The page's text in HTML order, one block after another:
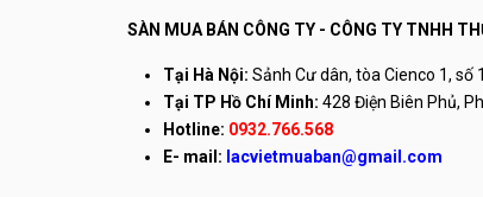
SÀN MUA BÁN CÔNG TY - CÔNG TY TNHH
Tại Hà Nội: Sảnh Cư dân, tòa Cienco 1, số
Tại TP Hồ Chí Minh: 428 Điện Biên Phủ,
Hotline: 0932.766.568
E- mail: lacvietmuaban@gmail.com